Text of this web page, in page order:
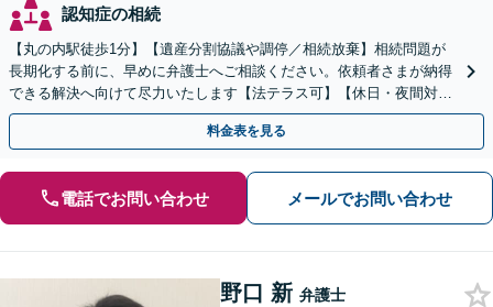
認知症の相続
【丸の内駅徒歩1分】【遺産分割協議や調停／相続放棄】相続問題が
長期化する前に、早めに弁護士へご相談ください。依頼者さまが納得
できる解決へ向けて尽力いたします【法テラス可】【休日・夜間対
応】【初回相談30分無料】遺言書作成もお任せください。
料金表を見る
電話でお問い合わせ メールでお問い合わせ
野口 新 弁護士